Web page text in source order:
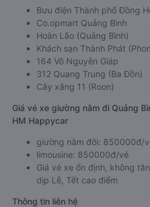
Bưu điện Thành phố Đồng
Co.opmart Quảng Bình
Hoàn Lão (Quảng Bình)
Khách sạn Thành Phát
164 Võ Nguyên Giáp
312 Quang Trung (Ba Đồn)
Cây xăng 11 (Roon)
Giá vé xe giường nằm đi Quảng
HM Happycar
giường nằm đôi: 850000đ/
limousine: 850000đ/vé
Giá vé xe ổn định, không
dịp Lễ, Tết cao điểm
Thông tin liên hệ